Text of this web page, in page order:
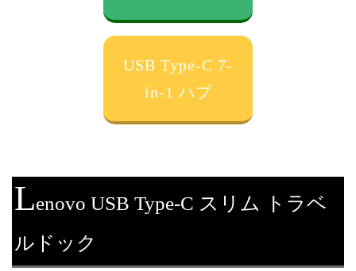
USB Type-C 7-
in-1 ハブ
Lenovo USB Type-C スリム トラベ
ルドック